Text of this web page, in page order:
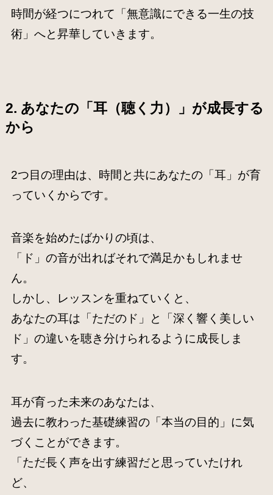
時間が経つにつれて「無意識にできる一生の技
術」へと昇華していきます。
2. あなたの「耳（聴く力）」が成長する
から
2つ目の理由は、時間と共にあなたの「耳」が育
っていくからです。
音楽を始めたばかりの頃は、
「ド」の音が出ればそれで満足かもしれませ
ん。
しかし、レッスンを重ねていくと、
あなたの耳は「ただのド」と「深く響く美しい
ド」の違いを聴き分けられるように成長しま
す。
耳が育った未来のあなたは、
過去に教わった基礎練習の「本当の目的」に気
づくことができます。
「ただ長く声を出す練習だと思っていたけれ
ど、